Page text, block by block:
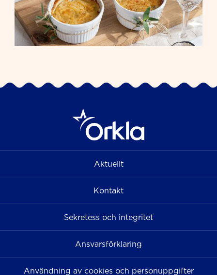
Aktuellt
Kontakt
Sekretess och integritet
Ansvarsförklaring
Användning av cookies och personuppgifter